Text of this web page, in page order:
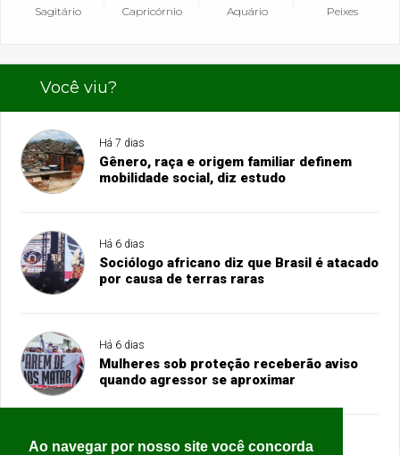
Ao navegar por nosso site você concorda
Sagitário Capricórnio Aquário Peixes
Você viu?
Há 7 dias
Gênero, raça e origem familiar definem
mobilidade social, diz estudo
Há 6 dias
Sociólogo africano diz que Brasil é atacado
por causa de terras raras
Há 6 dias
Mulheres sob proteção receberão aviso
quando agressor se aproximar
Há 6 dias